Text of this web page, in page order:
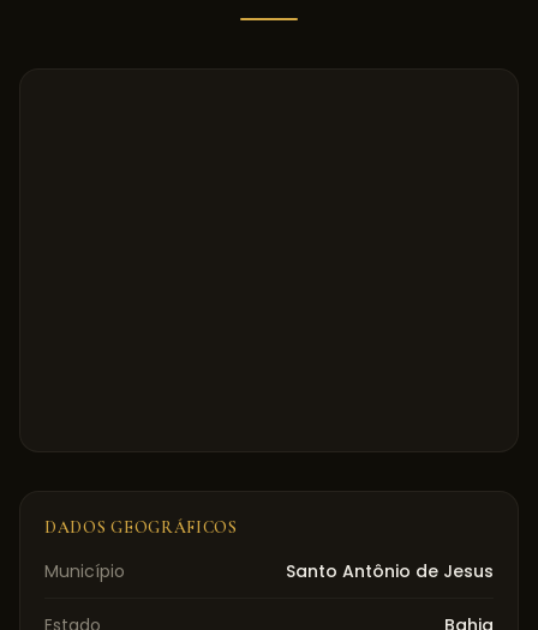
DADOS GEOGRÁFICOS
Município Santo Antônio de Jesus
Estado Bahia